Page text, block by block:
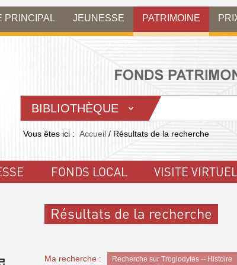
PRINCIPAL JEUNESSE PATRIMOINE
BIBLIOTHÈQUE
Vous êtes ici : Accueil / Résultats de la recherche
FONDS LOCAL VISITE
Résultats de la recherche
Ma recherche : Recherche sur Troglodytes -- Histoire